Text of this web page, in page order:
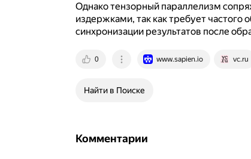
Однако тензорный параллелизм
издержками, так как требует
синхронизации результатов после
0 www.sapien.io vc.ru
Найти в Поиске
Комментарии